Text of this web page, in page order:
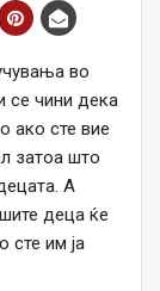
во
се чини дека
ако сте вие
затоа што
А
деца ќе
сте им ја